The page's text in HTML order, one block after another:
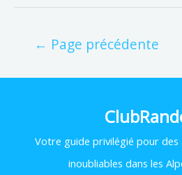
← Page précédente
Votre guide privilégié pour
inoubliables dans les